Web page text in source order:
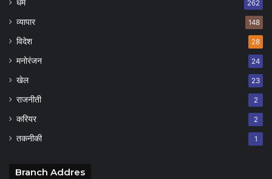
धर्म 262
व्यापार 148
विदेश 28
मनोरंजन 24
खेल 23
राजनीती 2
करियर 2
तकनीकी 1
Branch Addres